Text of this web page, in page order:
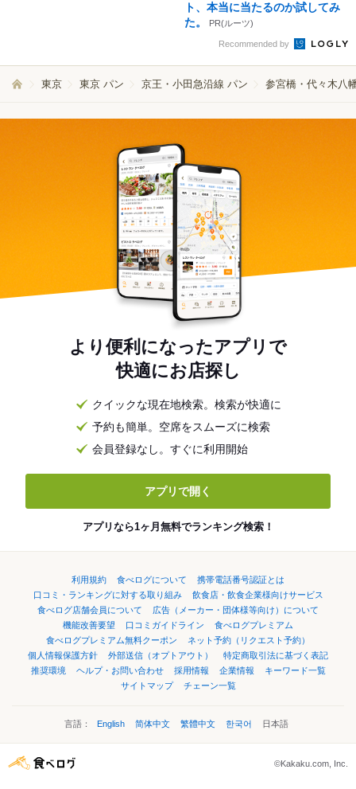
ト、本当に当たるのか試してみ
た。
PR(ルーツ)
Recommended by
東京 東京 パン 京王・小田急沿線 パン 参宮橋・代々木八
より便利になったアプリで
快適にお店探し
クイックな現在地検索。検索が快適に
予約も簡単。空席をスムーズに検索
会員登録なし。すぐに利用開始
アプリで開く
アプリなら1ヶ月無料でランキング検索！
利用規約 食べログについて
携帯電話番号認証とは
口コミ・ランキングに対する取り組み
飲食店・飲食企業様向けサービス
食べログ店舗会員について
広告（メーカー・団体様等向け）について
機能改善要望
口コミガイドライン
食べログプレミアム
食べログプレミアム無料クーポン
ネット予約（リクエスト予約）
個人情報保護方針
外部送信（オプトアウト）
特定商取引法に基づく表記
推奨環境
ヘルプ・お問い合わせ 採用情報 企業情報
キーワード一覧
サイトマップ
チェーン一覧
言語： English 简体中文 繁體中文 한국어 日本語
©Kakaku.com, Inc.